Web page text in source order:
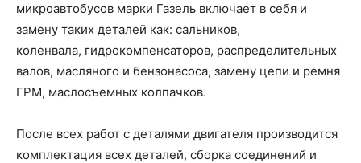
микроавтобусов марки Газель включает в себя и
замену таких деталей как: сальников,
коленвала, гидрокомпенсаторов, распределительных
валов, масляного и бензонасоса, замену цепи и ремня
ГРМ, маслосъемных колпачков.
После всех работ с деталями двигателя производится
комплектация всех деталей, сборка соединений и